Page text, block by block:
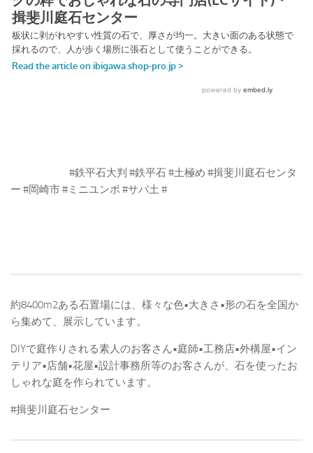
#鉄平石大判 #鉄平石 #土極め #揖斐川庭石センタ
ー #岡崎市 #ミニユンボ #サバ土 #
約8400m2ある石置場には、様々な色•大きさ•形の石を全国か
ら集めて、展示しています。
DIYで庭作りされる素人のお客さん•庭師•工務店•外構屋•イン
テリア•店舗•花屋•設計事務所等のお客さんが、石を使ったお
しゃれな庭を作られています。
#揖斐川庭石センター